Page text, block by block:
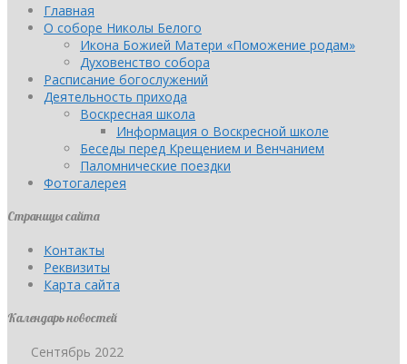
Главная
О соборе Николы Белого
Икона Божией Матери «Поможение родам»
Духовенство собора
Расписание богослужений
Деятельность прихода
Воскресная школа
Информация о Воскресной школе
Беседы перед Крещением и Венчанием
Паломнические поездки
Фотогалерея
Страницы сайта
Контакты
Реквизиты
Карта сайта
Календарь новостей
Сентябрь 2022